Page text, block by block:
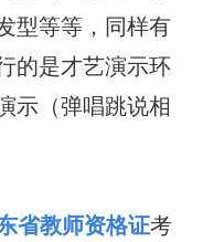
型等等，同样有
的是才艺演示环
示（弹唱跳说相
省教师资格证考